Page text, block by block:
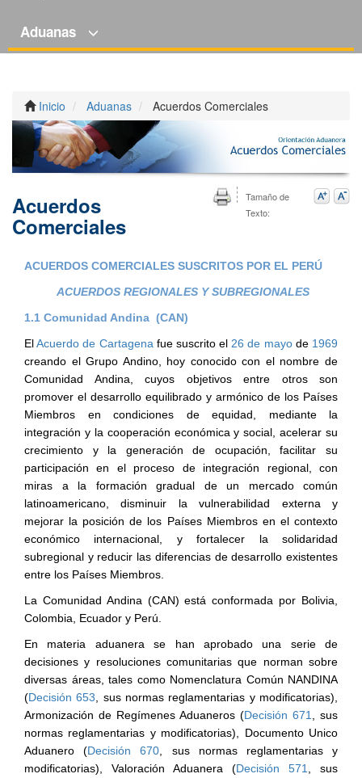
Aduanas
Inicio Aduanas Acuerdos Comerciales
Tamaño de
Texto:
Acuerdos
Comerciales
ACUERDOS COMERCIALES SUSCRITOS POR EL PERÚ
ACUERDOS REGIONALES Y SUBREGIONALES
1.1 Comunidad Andina (CAN)
ElAcuerdo de Cartagena fue suscrito el 26 de mayode 1969
creando el Grupo Andino, hoy conocido con el nombre de
Comunidad Andina, cuyos objetivos entre otros son
promover el desarrollo equilibrado y armónico de los Países
Miembros en condiciones de equidad, mediante la
integración y la cooperación económica y social, acelerar su
crecimiento y la generación de ocupación, facilitar su
participación en el proceso de integración regional, con
miras a la formación gradual de un mercado común
latinoamericano, disminuir la vulnerabilidad externa y
mejorar la posición de los Países Miembros en el contexto
económico internacional, y fortalecer la solidaridad
subregional y reducir las diferencias de desarrollo existentes
entre los Países Miembros.
La Comunidad Andina (CAN) está conformada por Bolivia,
Colombia, Ecuador y Perú.
En materia aduanera se han aprobado una serie de
decisiones y resoluciones comunitarias que norman sobre
diversas áreas, tales como Nomenclatura Común NANDINA
(Decisión 653 , sus normas reglamentarias y modificatorias),
Armonización de Regímenes Aduaneros (Decisión 671
, sus
normas reglamentarias y modificatorias), Documento Unico
Aduanero (Decisión 670 , sus normas reglamentarias y
modificatorias), Valoración Aduanera (Decisión 571
, sus